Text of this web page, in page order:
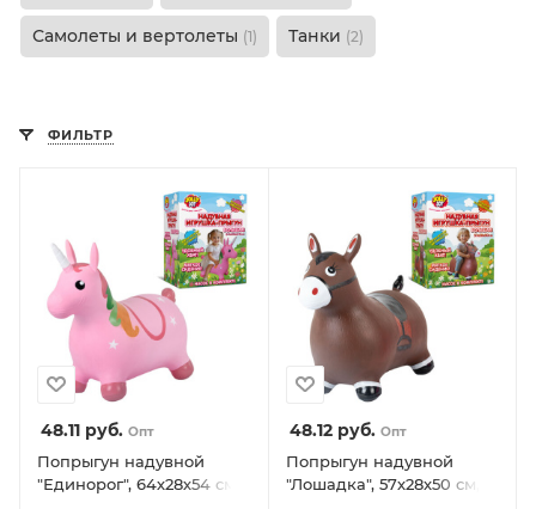
Самолеты и вертолеты (1) Танки (2)
ФИЛЬТР
48.11 руб. Опт
Попрыгун надувной
"Единорог", 64х28х54 см,
48.12руб. Опт
Попрыгун надувной
"Лошадка", 57х28х50 см,